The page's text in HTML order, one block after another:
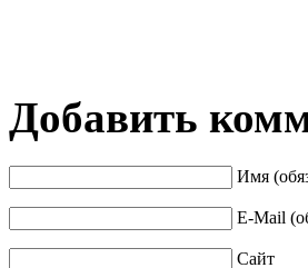
Добавить
Имя
E-Mail
Сайт